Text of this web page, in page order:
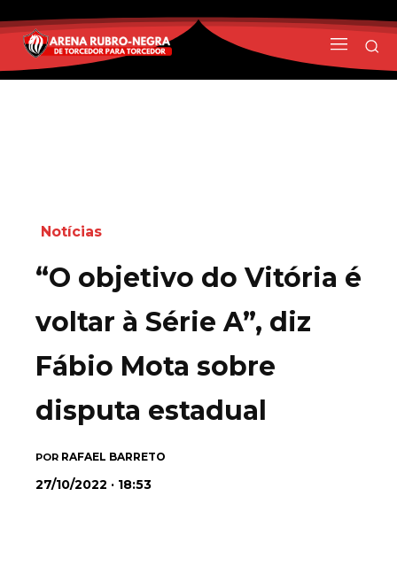
Notícias
“O objetivo do Vitória é
voltar à Série A”, diz
Fábio Mota sobre
disputa estadual
POR RAFAEL BARRETO
27/10/2022 · 18:53